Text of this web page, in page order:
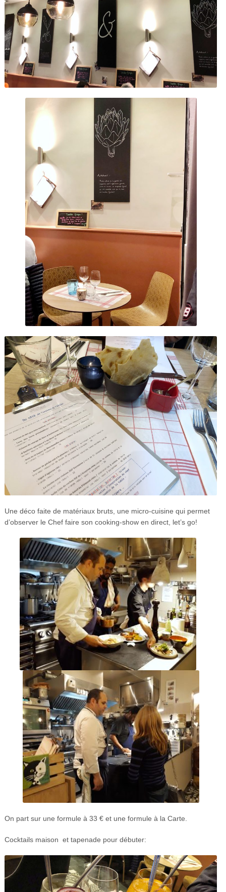
Une déco faite de matériaux bruts, une micro-cuisine qui permet
d’observer le Chef faire son cooking-show en direct, let’s go!
On part sur une formule à 33 € et une formule à la Carte.
Cocktails maison et tapenade pour débuter: